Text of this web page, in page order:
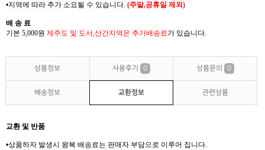
•지역에 따라 추가 소요될 수 있습니다. (주말,공휴일 제외 )
배 송 료
기본 5,000원 제주도 및 도서,산간지역은 추가배송료가 있습니다.
상품정보 사용후기 0 상품문의 0
배송정보 교환정보 관련상품
교환 및 반품
•상품하자 발생시 왕복 배송료는 판매자 부담으로 이루어 집니다.